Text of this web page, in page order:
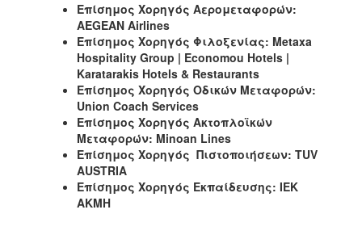
Επίσημος Χορηγός Αερομεταφορών:
AEGEAN Airlines
Επίσημος Χορηγός Φιλοξενίας: Metaxa
Hospitality Group | Economou Hotels |
Karatarakis Hotels & Restaurants
Επίσημος Χορηγός Οδικών Μεταφορών:
Union Coach Services
Επίσημος Χορηγός Ακτοπλοϊκών
Μεταφορών: Minoan Lines
Επίσημος Χορηγός Πιστοποιήσεων: TUV
AUSTRIA
Επίσημος Χορηγός Εκπαίδευσης: ΙΕΚ
ΑΚΜΗ